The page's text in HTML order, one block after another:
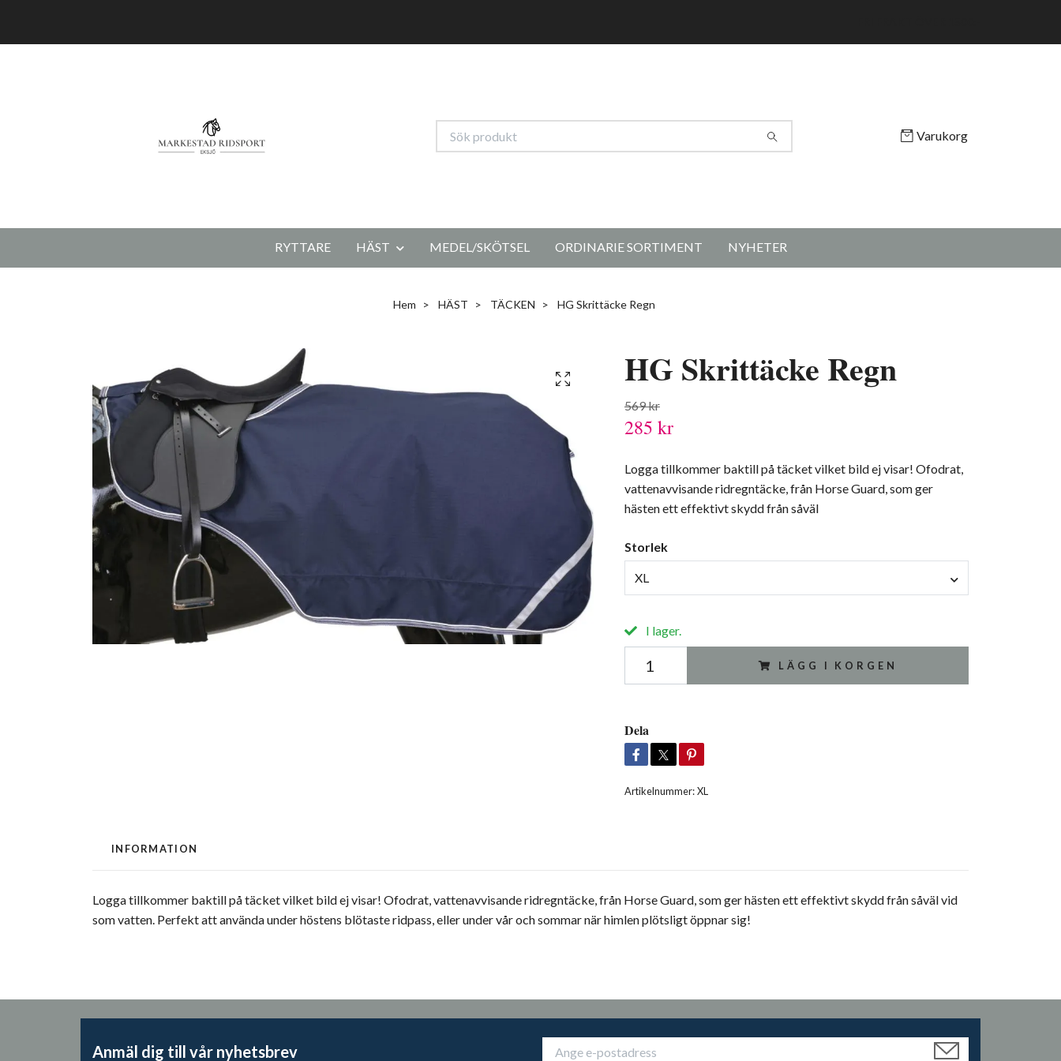
Varukorg
RYTTARE HÄST MEDEL/SKÖTSEL ORDINARIE SORTIMENT NYHETER
Hem HÄST TÄCKEN HG Skrittäcke Regn
HG Skrittäcke Regn
569 kr
285 kr
Logga tillkommer baktill på täcket vilket bild ej visar! Ofodrat,
vattenavvisande ridregntäcke, från Horse Guard, som ger
hästen ett effektivt skydd från såväl
Storlek
XL
I lager.
LÄGG I KORGEN
Dela
Artikelnummer:XL
INFORMATION
Logga tillkommer baktill på täcket vilket bild ej visar! Ofodrat, vattenavvisande ridregntäcke, från Horse Guard, som ger hästen ett effektivt skydd från såväl vid
som vatten. Perfekt att använda under höstens blötaste ridpass, eller under vår och sommar när himlen plötsligt öppnar sig!
Anmäl dig till vår nyhetsbrev